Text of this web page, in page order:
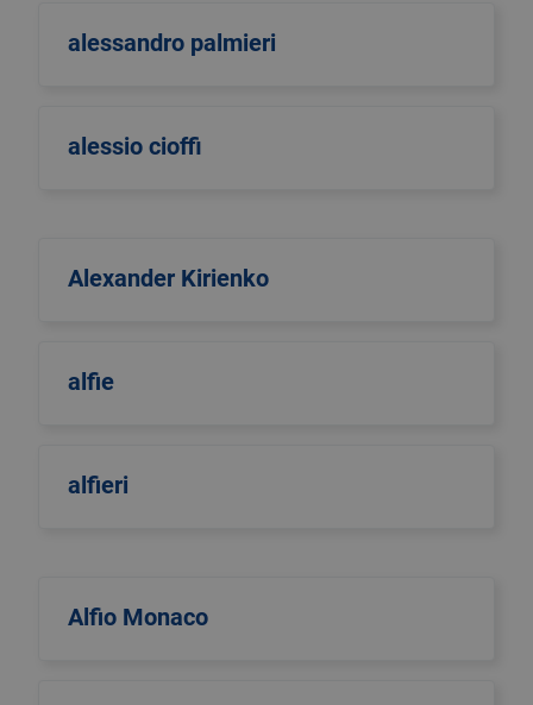
alessandro palmieri
alessio cioffi
Alexander Kirienko
alfie
alfieri
Alfio Monaco